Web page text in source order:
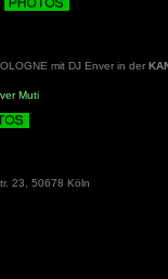
mit DJ Enver in der
Muti
23, 50678 Köln